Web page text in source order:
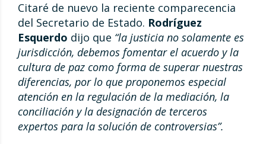
Citaré de nuevo la reciente comparecencia
del Secretario de Estado. Rodríguez
Esquerdo dijo que “la justicia no solamente es
jurisdicción, debemos fomentar el acuerdo y la
cultura de paz como forma de superar nuestras
diferencias, por lo que proponemos especial
atención en la regulación de la mediación, la
conciliación y la designación de terceros
expertos para la solución de controversias”.